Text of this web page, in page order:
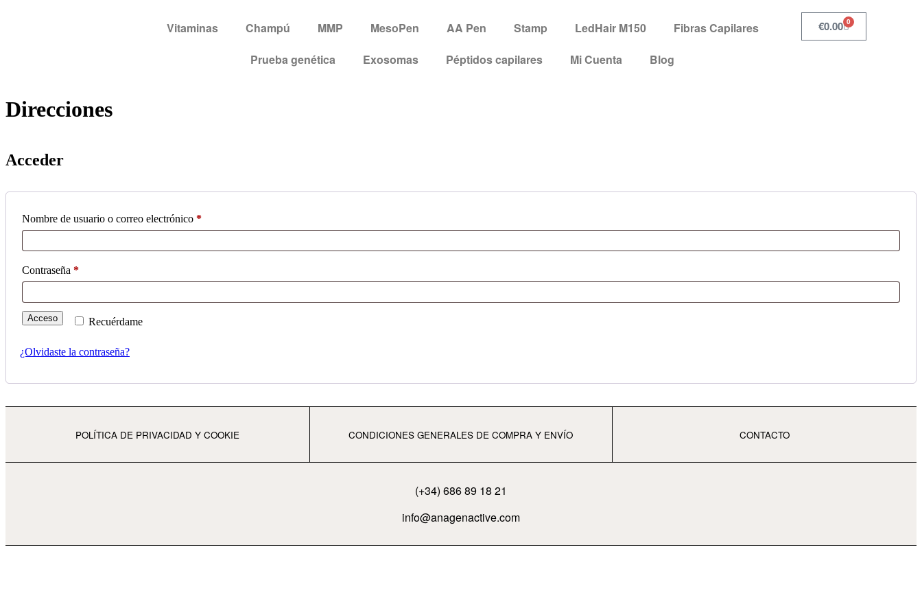
Vitaminas Champú MMP MesoPen AA Pen Stamp LedHair M150
Fibras Capilares
Prueba genética
Exosomas Péptidos capilares Mi Cuenta Blog
€0.00 0
Direcciones
Acceder
Nombre de usuario o correo electrónico *
Contraseña *
Recuérdame
Acceso
¿Olvidaste la contraseña?
POLÍTICA DE PRIVACIDAD Y COOKIE CONDICIONES GENERALES DE COMPRA Y ENVÍO
(+34) 686 89 18 21
info@anagenactive.com
CONTACTO